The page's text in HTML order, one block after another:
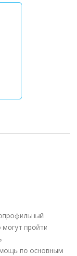
могут пройти
по основным